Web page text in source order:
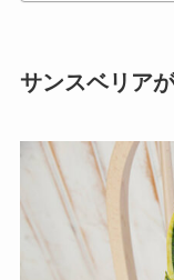
サンスベリア